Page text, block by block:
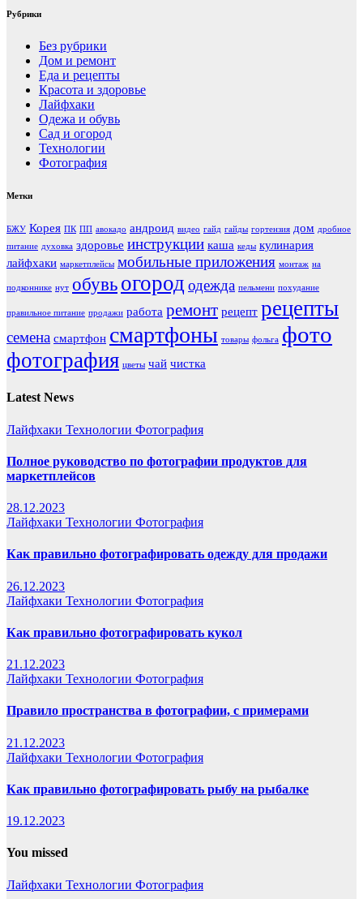
Рубрики
Без рубрики
Дом и ремонт
Еда и рецепты
Красота и здоровье
Лайфхаки
Одежа и обувь
Сад и огород
Технологии
Фотография
Метки
БЖУ Корея ПК ПП авокадо андроид видео гайд гайды гортензия дом дробное
питание духовка здоровье инструкции каша кеды кулинария
лайфхаки маркетплейсы мобильные приложения монтаж на
подконнике нут обувьогород одежда пельмени похудание
правильное питание продажи работа ремонт рецепт рецепты
семена смартфон смартфоны товары фольга фото
фотография цветы чай чистка
Latest News
Лайфхаки Технологии Фотография
Полное руководство по фотографии продуктов для
маркетплейсов
28.12.2023
Лайфхаки Технологии Фотография
Как правильно фотографировать одежду для продажи
26.12.2023
Лайфхаки Технологии Фотография
Как правильно фотографировать кукол
21.12.2023
Лайфхаки Технологии Фотография
Правило пространства в фотографии, с примерами
21.12.2023
Лайфхаки Технологии Фотография
Как правильно фотографировать рыбу на рыбалке
19.12.2023
You missed
Лайфхаки Технологии Фотография